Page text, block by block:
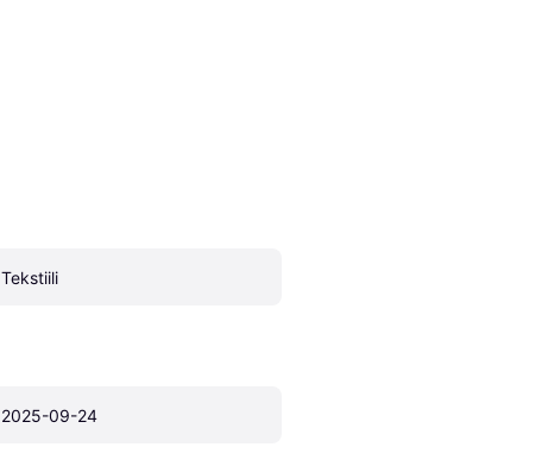
Tekstiili
2025-09-24